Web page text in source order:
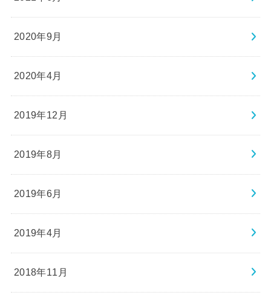
2020年9月
2020年4月
2019年12月
2019年8月
2019年6月
2019年4月
2018年11月